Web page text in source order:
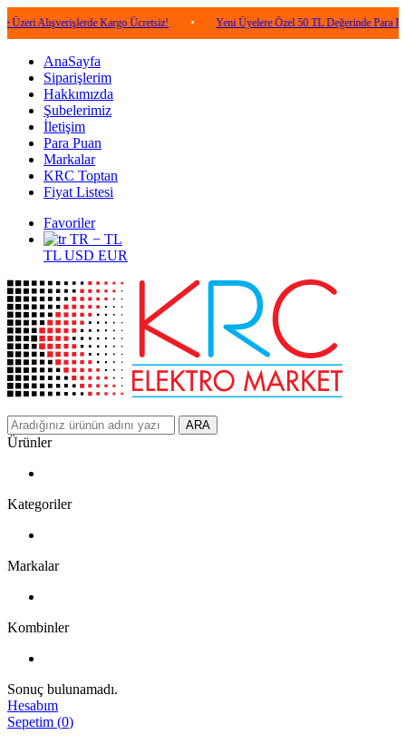
Kargo Ücretsiz! • Yeni Üyelere Özel 50 TL Değerinde Para Puan!
AnaSayfa
Siparişlerim
Hakkımızda
Şubelerimiz
İletişim
Para Puan
Markalar
KRC Toptan
Fiyat Listesi
Favoriler
TR − TL
TL USD EUR
ARA
Ürünler
Kategoriler
Markalar
Kombinler
Sonuç bulunamadı.
Hesabım
Sepetim (0)